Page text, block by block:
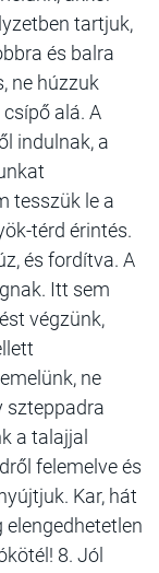
tartjuk,
és balra
ne húzzuk
alá. A
indulnak, a
tesszük le a
térd érintés.
és fordítva. A
Itt sem
végzünk,
ne
szteppadra
a talajjal
felemelve és
Kar, hát
elengedhetetlen
8. Jól